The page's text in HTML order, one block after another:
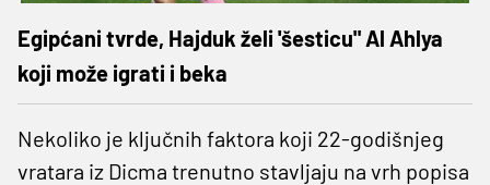
Egipćani tvrde, Hajduk želi 'šesticu" Al Ahlya
koji može igrati i beka
Nekoliko je ključnih faktora koji 22-godišnjeg
vratara iz Dicma trenutno stavljaju na vrh popisa